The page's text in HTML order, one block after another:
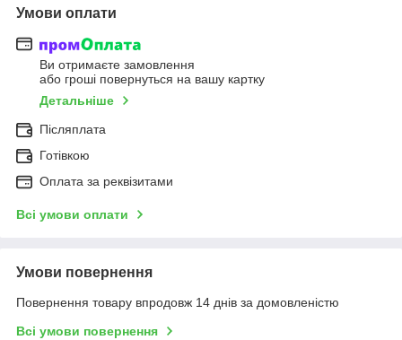
Умови оплати
Ви отримаєте замовлення
або гроші повернуться на вашу картку
Детальніше
Післяплата
Готівкою
Оплата за реквізитами
Всі умови оплати
Умови повернення
Повернення товару впродовж 14 днів за домовленістю
Всі умови повернення